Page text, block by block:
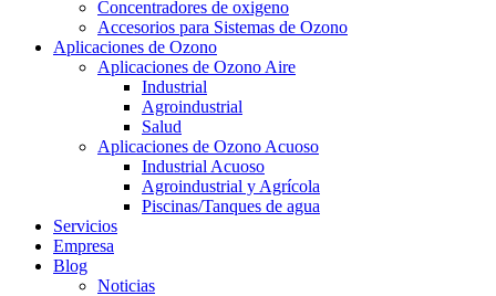
Concentradores de oxigeno
Accesorios para Sistemas de Ozono
Aplicaciones de Ozono
Aplicaciones de Ozono Aire
Industrial
Agroindustrial
Salud
Aplicaciones de Ozono Acuoso
Industrial Acuoso
Agroindustrial y Agrícola
Piscinas/Tanques de agua
Servicios
Empresa
Blog
Noticias